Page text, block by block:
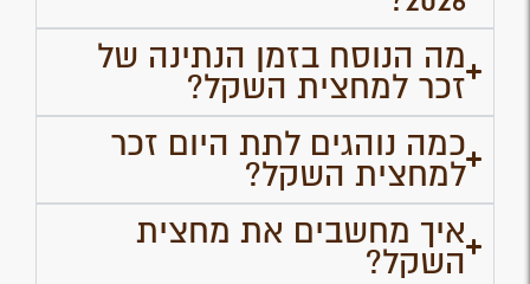
מה הנוסח בזמן הנתינה של
זכר למחצית השקל?
כמה נוהגים לתת היום זכר
למחצית השקל?
איך מחשבים את מחצית
השקל?